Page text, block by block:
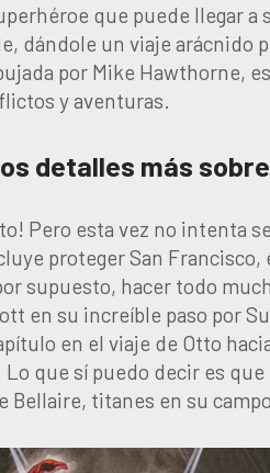
que puede llegar a
dándole un viaje
por Mike Hawthorne,
y aventuras.
detalles más
Pero esta vez no intenta
proteger San
supuesto, hacer todo
en su increíble paso por
en el viaje de Otto
Lo que sí puedo decir es
Bellaire, titanes en su